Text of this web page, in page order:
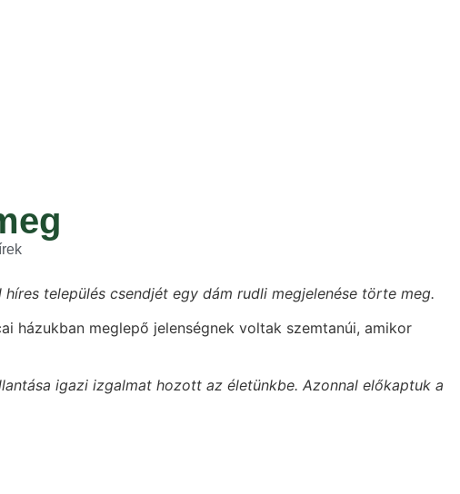
település csendjét egy dám rudli megjelenése törte meg.
házukban meglepő jelenségnek voltak szemtanúi, amikor
igazi izgalmat hozott az életünkbe. Azonnal előkaptuk a